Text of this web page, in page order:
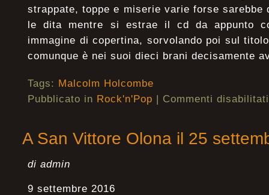
strappate, toppe e miserie varie forse sarebbe
le dita mentre si estrae il cd da appunto
immagine di copertina, sorvolando poi sul
comunque è nei suoi dieci brani decisamente
Tags: Malcolm Holcombe
Pubblicato in Rock'n'Pop | Commenti disabilitati
A San Vittore Olona il 25
di admin
9 settembre 2016